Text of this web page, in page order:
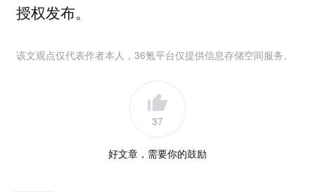
授权发布。
该文观点仅代表作者本人，36氪平台仅提供信息存储空间服务。
37
好文章，需要你的鼓励